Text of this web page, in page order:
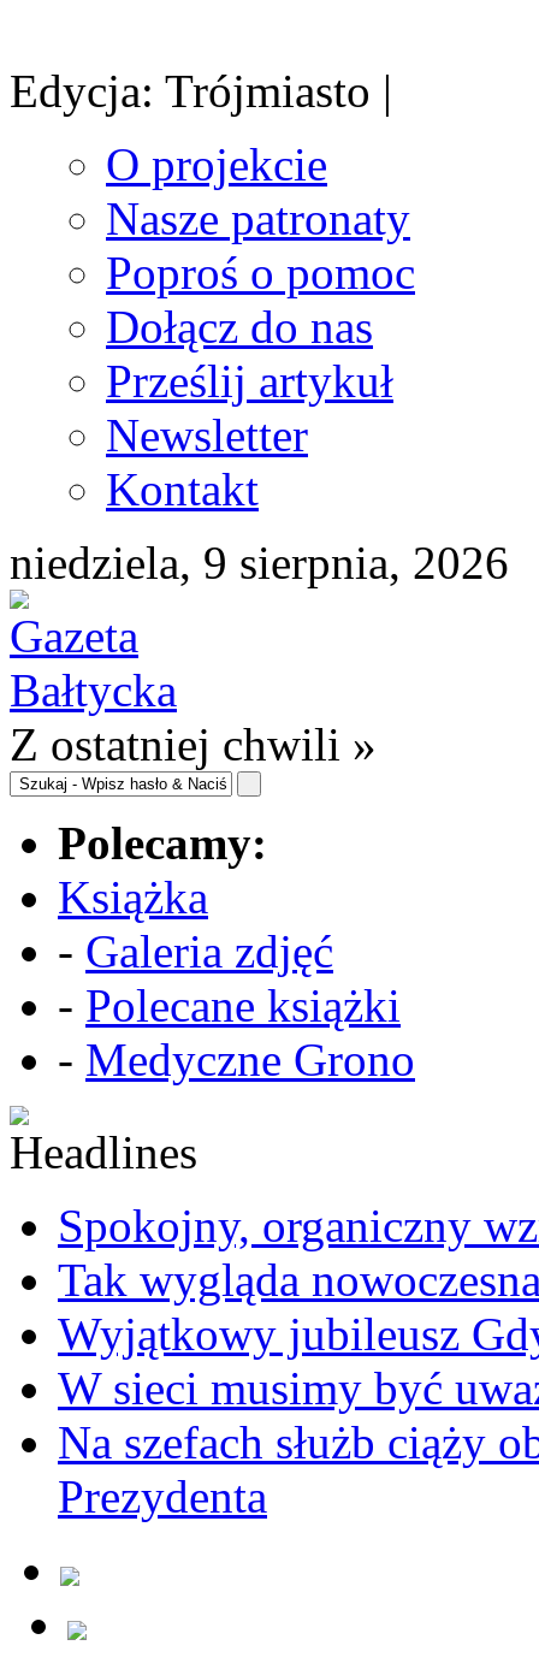
Edycja: Trójmiasto |
O projekcie
Nasze patronaty
Poproś o pomoc
Dołącz do nas
Prześlij artykuł
Newsletter
Kontakt
niedziela, 9 sierpnia, 2026
Z ostatniej chwili »
Polecamy:
Książka
- Galeria zdjęć
- Polecane książki
- Medyczne Grono
Spokojny, organiczny
Tak wygląda
Wyjątkowy jubileusz
W sieci musimy być
Na szefach służb ciąży
Prezydenta